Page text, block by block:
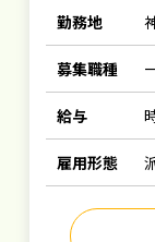
勤務地
募集職種
給与
雇用形態